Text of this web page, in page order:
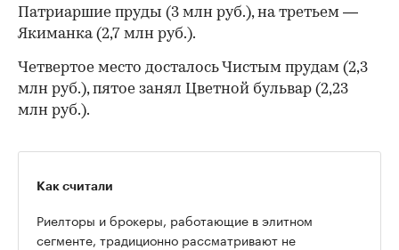
Патриаршие пруды (3 млн руб.), на третьем —
Якиманка (2,7 млн руб.).
Четвертое место досталось Чистым прудам (2,3
млн руб.), пятое занял Цветной бульвар (2,23
млн руб.).
Как считали
Риелторы и брокеры, работающие в элитном
сегменте, традиционно рассматривают не